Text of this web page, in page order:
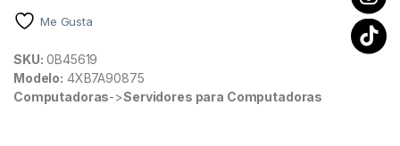
Me Gusta
SKU: 0B45619
Modelo: 4XB7A90875
Computadoras->Servidores para Computadoras